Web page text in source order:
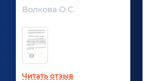
Волкова О.С.
Читать отзыв